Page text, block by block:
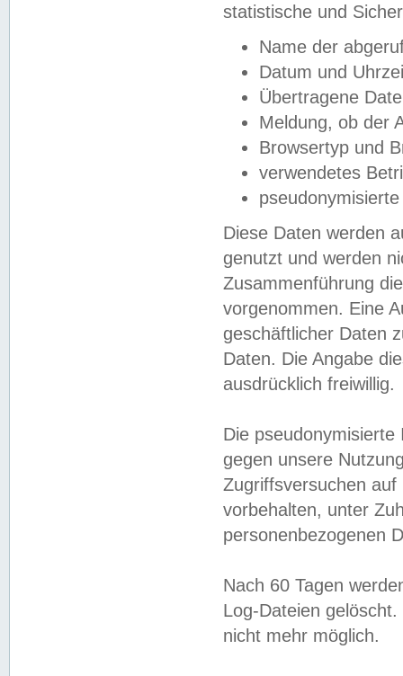
statistische und
Name der
Datum und
Übertragene
Meldung, ob der
Browsertyp und
verwendetes
Diese Daten werden
genutzt und werden
Zusammenführung
vorgenommen. Eine
geschäftlicher Daten
Daten. Die Angabe
ausdrücklich freiwillig.
Die
gegen unsere
Zugriffsversuchen
vorbehalten, unter
personenbezogenen
Nach 60 Tagen
Log-Dateien
nicht mehr möglich.